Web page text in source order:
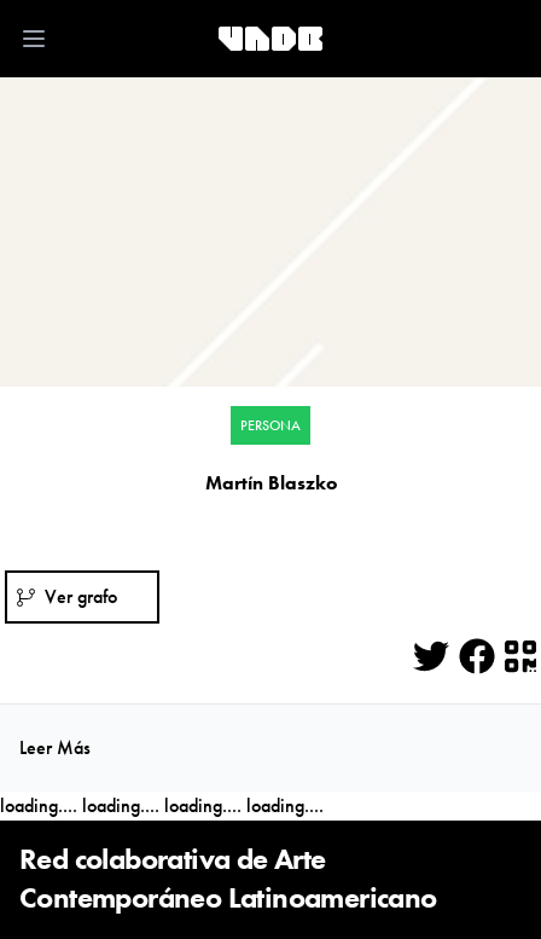
Open main menu
PERSONA
Martín Blaszko
Ver grafo
Twitter
Leer Más
loading.... loading.... loading.... loading....
Red colaborativa de Arte
Contemporáneo Latinoamericano